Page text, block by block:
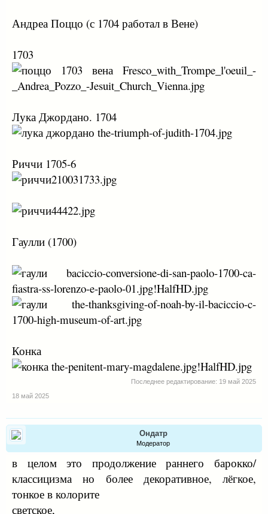
Андреа Поццо (с 1704 работал в Вене)
1703
Лука Джордано. 1704
Риччи 1705-6
Гаулли (1700)
Конка
Последнее редактирование: 19 май 2025
18 май 2025
Ондатр
Модератор
в целом это продолжение раннего барокко/
классицизма но более декоративное, лёгкое,
тонкое в колорите
светское,